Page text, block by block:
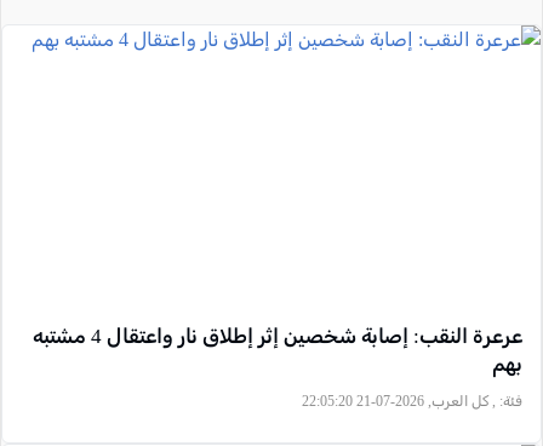
عرعرة النقب: إصابة شخصين إثر إطلاق نار واعتقال 4 مشتبه
بهم
فئة: , كل العرب, 2026-07-21 22:05:20